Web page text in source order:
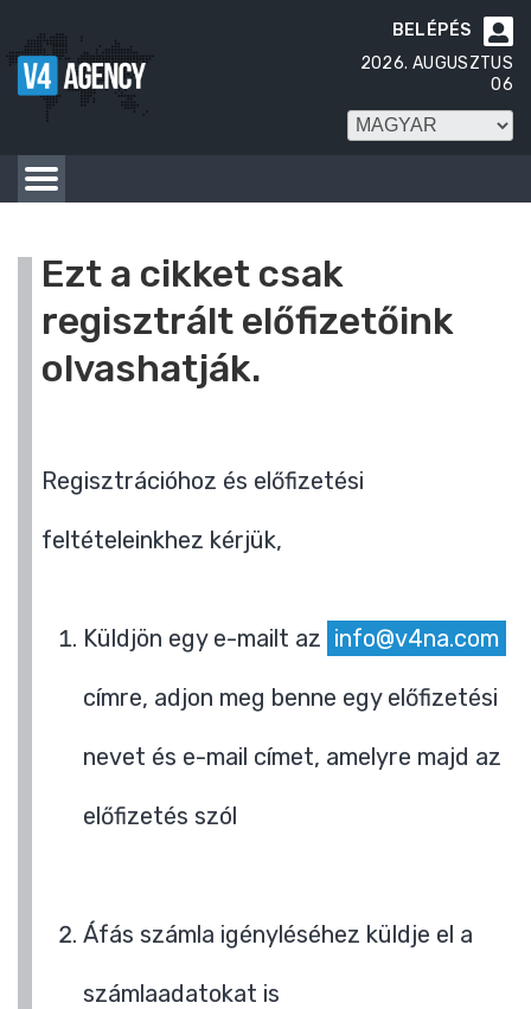

BELÉPÉS
2026. AUGUSZTUS
06
Ezt a cikket csak
regisztrált előfizetőink
olvashatják.
Regisztrációhoz és előfizetési
feltételeinkhez kérjük,
Küldjön egy e-mailt az info@v4na.com
címre, adjon meg benne egy előfizetési
nevet és e-mail címet, amelyre majd az
előfizetés szól
Áfás számla igényléséhez küldje el a
számlaadatokat is